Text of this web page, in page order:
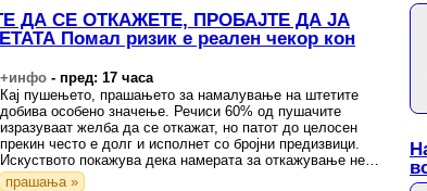
ДА СЕ ОТКАЖЕТЕ, ПРОБАЈТЕ ДА ЈА
Помал ризик е реален чекор кон
+инфо - пред: 17 часа
Кај пушењето, прашањето за намалување на штетите
добива особено значење. Речиси 60% од пушачите
изразуваат желба да се откажат, но патот до целосен
прекин често е долг и исполнет со бројни предизвици.
Искуството покажува дека намерата за откажување не
секогаш е доволна сама по ...
прашања »